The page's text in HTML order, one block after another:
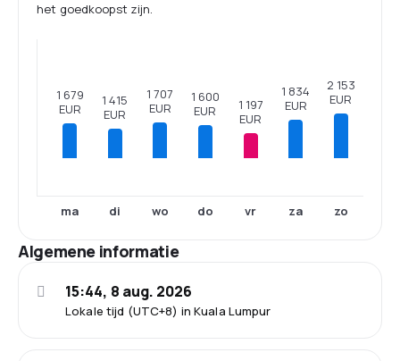
het goedkoopst zijn.
1 679
EUR
ma
1 415
EUR
di
1 707
EUR
wo
1 600
EUR
do
1 197
EUR
vr
1 834
EUR
za
2 153
EUR
zo
Algemene informatie
Lokale tijd (UTC+8) in Kuala Lumpur
15:44, 8 aug. 2026